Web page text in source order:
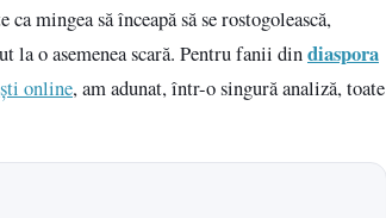
mingea să înceapă să se rostogolească,
la o asemenea scară. Pentru fanii dindiaspora
online, am adunat, într-o singură analiză, toate